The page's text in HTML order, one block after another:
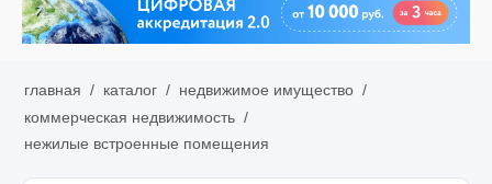
главная / каталог / недвижимое имущество /
коммерческая недвижимость /
нежилые встроенные помещения